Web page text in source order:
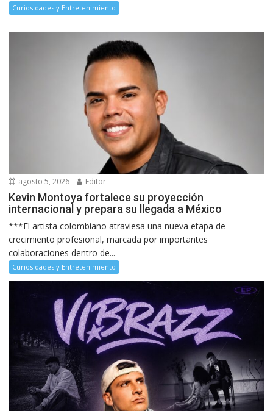
Curiosidades y Entretenimiento
agosto 5, 2026 Editor
Kevin Montoya fortalece su proyección
internacional y prepara su llegada a México
***El artista colombiano atraviesa una nueva etapa de
crecimiento profesional, marcada por importantes
colaboraciones dentro de...
Curiosidades y Entretenimiento